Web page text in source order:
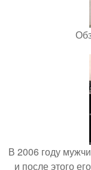
В 2006 году
и после этого